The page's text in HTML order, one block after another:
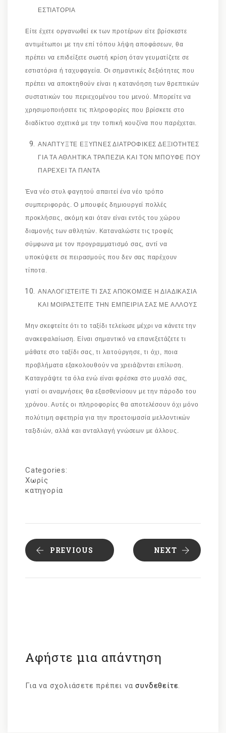
ΕΣΤΙΑΤΟΡΙΑ
Είτε έχετε οργανωθεί εκ των προτέρων είτε βρίσκεστε
αντιμέτωποι με την επί τόπου λήψη αποφάσεων, θα
πρέπει να επιδείξετε σωστή κρίση όταν γευματίζετε σε
εστιατόρια ή ταχυφαγεία. Οι σημαντικές δεξιότητες που
πρέπει να αποκτηθούν είναι η κατανόηση των θρεπτικών
συστατικών του περιεχομένου του μενού. Μπορείτε να
χρησιμοποιήσετε τις πληροφορίες που βρίσκετε στο
διαδίκτυο σχετικά με την τοπική κουζίνα που παρέχεται.
ΑΝΑΠΤΥΞΤΕ ΕΞΥΠΝΕΣ ΔΙΑΤΡΟΦΙΚΕΣ ΔΕΞΙΟΤΗΤΕΣ
ΓΙΑ ΤΑ ΑΘΛΗΤΙΚΑ ΤΡΑΠΕΖΙΑ ΚΑΙ ΤΟΝ ΜΠΟΥΦΕ ΠΟΥ
ΠΑΡΕΧΕΙ ΤΑ ΠΑΝΤΑ
Ένα νέο στυλ φαγητού απαιτεί ένα νέο τρόπο
συμπεριφοράς. Ο μπουφές δημιουργεί πολλές
προκλήσεις, ακόμη και όταν είναι εντός του χώρου
διαμονής των αθλητών. Καταναλώστε τις τροφές
σύμφωνα με τον προγραμματισμό σας, αντί να
υποκύψετε σε πειρασμούς που δεν σας παρέχουν
τίποτα.
ΑΝΑΛΟΓΙΣΤΕΙΤΕ ΤΙ ΣΑΣ ΑΠΟΚΟΜΙΣΕ Η ΔΙΑΔΙΚΑΣΙΑ
ΚΑΙ ΜΟΙΡΑΣΤΕΙΤΕ ΤΗΝ ΕΜΠΕΙΡΙΑ ΣΑΣ ΜΕ ΑΛΛΟΥΣ
Μην σκεφτείτε ότι το ταξίδι τελείωσε μέχρι να κάνετε την
ανακεφαλαίωση. Είναι σημαντικό να επανεξετάζετε τι
μάθατε στο ταξίδι σας, τι λειτούργησε, τι όχι, ποια
προβλήματα εξακολουθούν να χρειάζονται επίλυση.
Καταγράψτε τα όλα ενώ είναι φρέσκα στο μυαλό σας,
γιατί οι αναμνήσεις θα εξασθενίσουν με την πάροδο του
χρόνου. Αυτές οι πληροφορίες θα αποτελέσουν όχι μόνο
πολύτιμη αφετηρία για την προετοιμασία μελλοντικών
ταξιδιών, αλλά και ανταλλαγή γνώσεων με άλλους.
Categories:
Χωρίς
κατηγορία
PREVIOUS NEXT
Αφήστε μια απάντηση
Για να σχολιάσετε πρέπει νασυνδεθείτε.